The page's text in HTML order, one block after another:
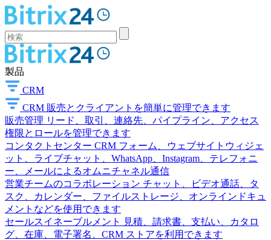
製品
CRM
CRM 販売とクライアントを簡単に管理できます
販売管理 リード、取引、連絡先、パイプライン、アクセス
権限とロールを管理できます
コンタクトセンター CRM フォーム、ウェブサイトウィジェ
ット、ライブチャット、WhatsApp、Instagram、テレフォニ
ー、メールによるオムニチャネル通信
営業チームのコラボレーション チャット、ビデオ通話、タ
スク、カレンダー、ファイルストレージ、オンラインドキュ
メントなどを使用できます
セールスイネーブルメント
見積、請求書、支払い、カタロ
グ、在庫、電子署名、CRM ストアを利用できます